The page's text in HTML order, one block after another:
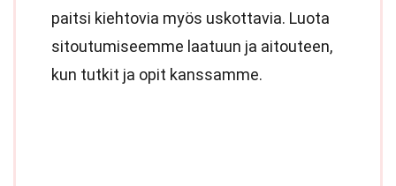
paitsi kiehtovia myös uskottavia. Luota
sitoutumiseemme laatuun ja aitouteen,
kun tutkit ja opit kanssamme.